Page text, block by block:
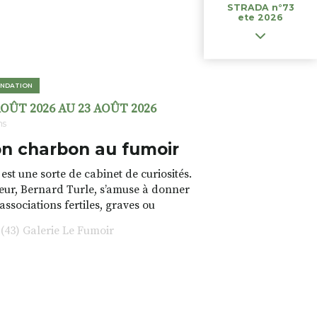
2026 AU 23 AOÛT 2026
charbon au fumoir
une sorte de cabinet de curiosités.
Bernard Turle, s’amuse à donner
fertiles, graves ou
fumeuses. Des oeuvres
font. liens avec les histoires un peu
Galerie Le Fumoir
STRADA n°73
ete 2026